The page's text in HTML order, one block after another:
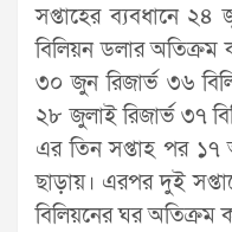
সপ্তাহের ব্যবধানে
বিলিয়ন ডলার অতিক্রম
৩০ জুন রিজার্ভ ৩৬
২৮ জুলাই রিজার্ভ ৩৭
এর তিন সপ্তাহ পর ১৭
ছাড়ায়। এরপর দুই
বিলিয়নের ঘর অতিক্রম